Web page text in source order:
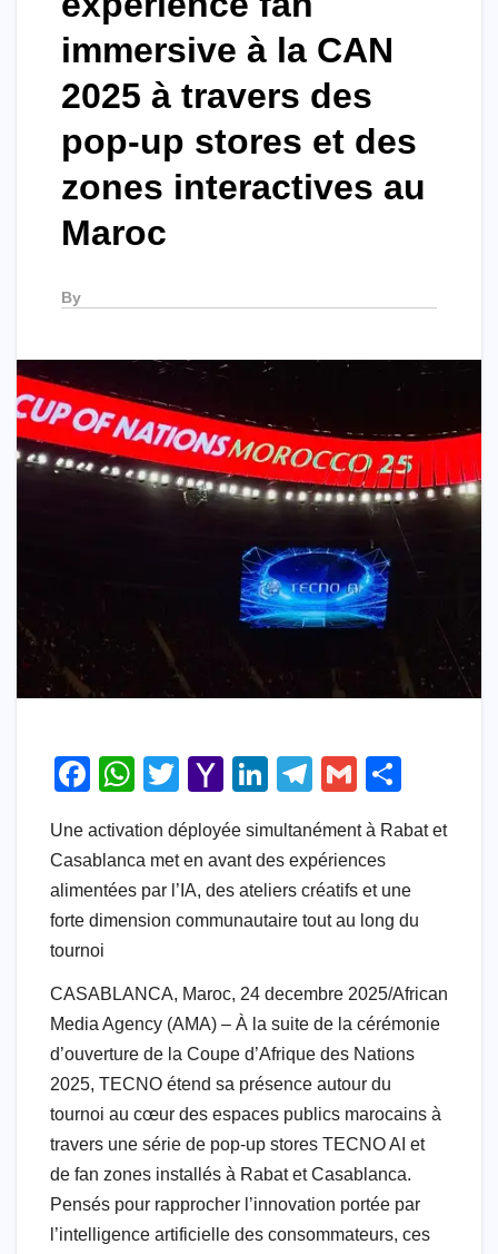
immersive à la CAN
2025 à travers des
pop-up stores et des
zones interactives au
Maroc
By
F
c
e
b
o
o
k
W
at
s
A
p
T
tt
er
Y
h
o
o
ail
Li
k
e
dI
T
e
gr
a
G
ail ar
e
Une activation déployée simultanément à Rabat et
Casablanca met en avant des expériences
alimentées par l’IA, des ateliers créatifs et une
forte dimension communautaire tout au long du
tournoi
CASABLANCA, Maroc, 24 decembre 2025/African
Media Agency (AMA) – À la suite de la cérémonie
d’ouverture de la Coupe d’Afrique des Nations
2025, TECNO étend sa présence autour du
tournoi au cœur des espaces publics marocains à
travers une série de pop-up stores TECNO AI et
de fan zones installés à Rabat et Casablanca.
Pensés pour rapprocher l’innovation portée par
l’intelligence artificielle des consommateurs, ces